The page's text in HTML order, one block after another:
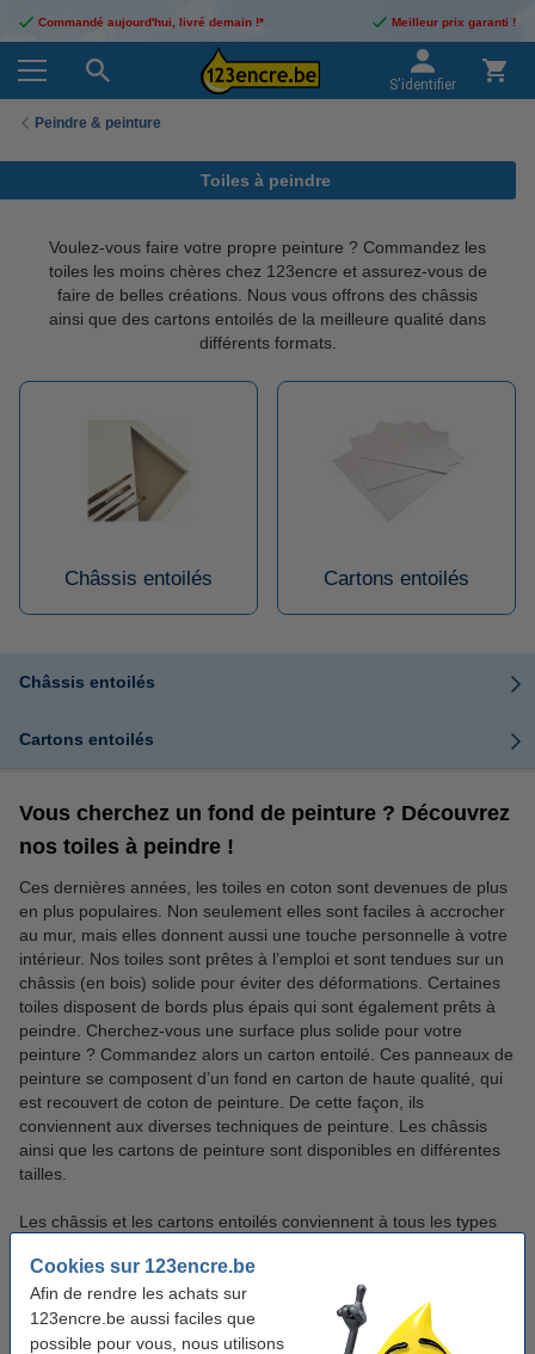
Cookies sur 123encre.be
Afin de rendre les achats sur
123encre.be aussi faciles que
possible pour vous, nous utilisons
Commandé aujourd'hui, livré demain !* Meilleur prix garanti !
S'identifier
Peindre & peinture
Toiles à peindre
Voulez-vous faire votre propre peinture ? Commandez les
toiles les moins chères chez 123encre et assurez-vous de
faire de belles créations. Nous vous offrons des châssis
ainsi que des cartons entoilés de la meilleure qualité dans
différents formats.
Châssis entoilés Cartons entoilés
Châssis entoilés
Cartons entoilés
Vous cherchez un fond de peinture ? Découvrez
nos toiles à peindre !
Ces dernières années, les toiles en coton sont devenues de plus
en plus populaires. Non seulement elles sont faciles à accrocher
au mur, mais elles donnent aussi une touche personnelle à votre
intérieur. Nos toiles sont prêtes à l’emploi et sont tendues sur un
châssis (en bois) solide pour éviter des déformations. Certaines
toiles disposent de bords plus épais qui sont également prêts à
peindre. Cherchez-vous une surface plus solide pour votre
peinture ? Commandez alors un carton entoilé. Ces panneaux de
peinture se composent d’un fond en carton de haute qualité, qui
est recouvert de coton de peinture. De cette façon, ils
conviennent aux diverses techniques de peinture. Les châssis
ainsi que les cartons de peinture sont disponibles en différentes
tailles.
Les châssis et les cartons entoilés conviennent à tous les types
depeinture à l'huileet commencez tout de suite !
Commandez avant 23h59 les jours ouvrables et les toiles seront
livrées le lendemain ! Avez-vous encore des questions sur la
commande ? Consultez alors notre page
Questions et réponses